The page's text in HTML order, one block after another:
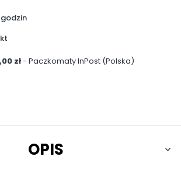
zł- Paczkomaty InPost (Polska)
OPIS